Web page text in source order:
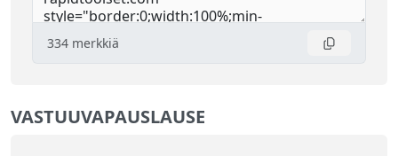
334 merkkiä
VASTUUVAPAUSLAUSE